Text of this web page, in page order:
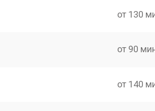
от 130
от 90
от 140